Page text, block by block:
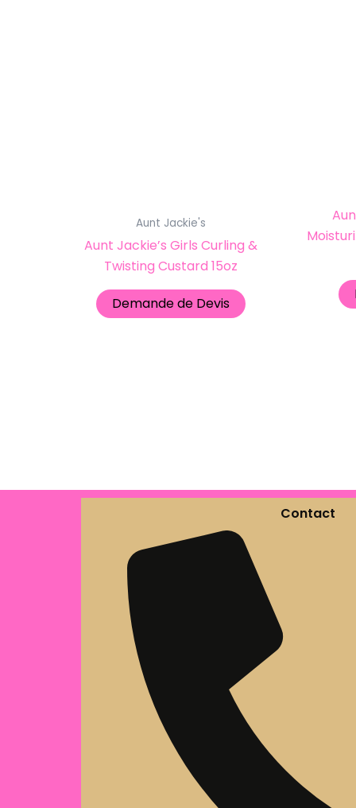
Aunt Jackie's
Aunt Jackie’s Girls Curling &
Twisting Custard 15oz
Demande de Devis
Contact